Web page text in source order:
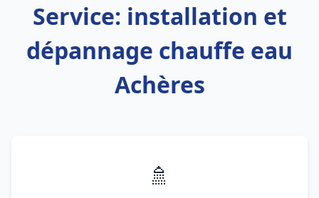
Service: installation et
dépannage chauffe eau
Achères
🚿